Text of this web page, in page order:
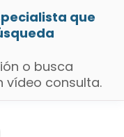
que
o busca
vídeo consulta.